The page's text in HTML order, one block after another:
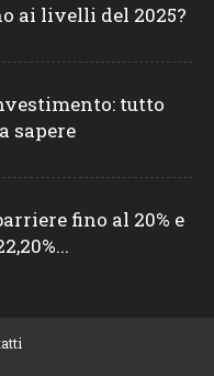
ai livelli del 2025?
tutto
sapere
fino al 20% e